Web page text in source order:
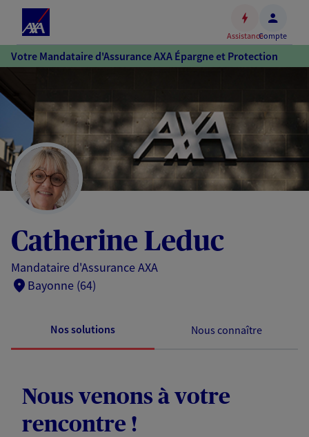
Accéder
au
Accéder
au
pied
de
page
AssistanceCompte
Votre Mandataire d'Assurance AXA Épargne et Protection
Catherine Leduc
Mandataire d'Assurance AXA
Bayonne (64)
Nos solutions Nous connaître
Nous venons à votre
rencontre !